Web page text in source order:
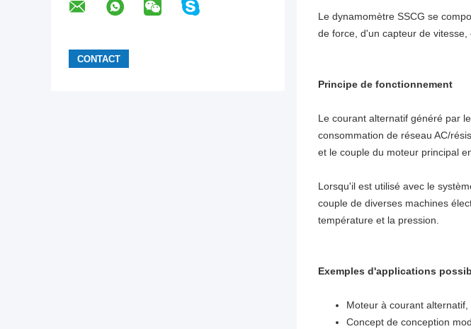
Le dynamomètre SSCG se
de force, d'un capteur de vitesse,
Principe de fonctionnement
Le courant alternatif généré par
consommation de réseau AC/
et le couple du moteur principal
Lorsqu'il est utilisé avec le
couple de diverses machines
température et la pression.
Exemples d'applications
Moteur à courant
Concept de conception